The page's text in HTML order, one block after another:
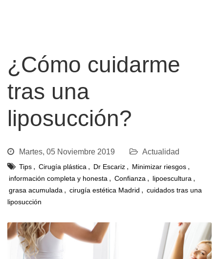
¿Cómo cuidarme
tras una
liposucción?
Martes, 05 Noviembre 2019 Actualidad
Tips , Cirugía plástica , Dr Escariz , Minimizar riesgos ,
información completa y honesta , Confianza , lipoescultura ,
grasa acumulada , cirugía estética Madrid , cuidados tras una
liposucción